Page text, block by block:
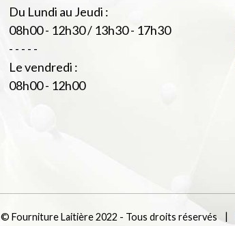
Du Lundi au Jeudi :
08h00 - 12h30 / 13h30 - 17h30
- - - - -
Le vendredi :
08h00 - 12h00
© Fourniture Laitière 2022 - Tous droits réservés |